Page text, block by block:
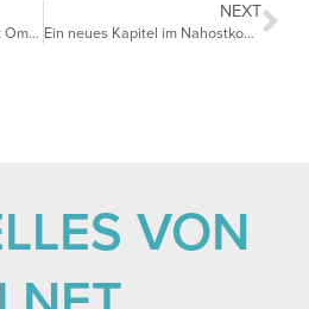
3 Fragen – 3 Antworten mit Omid Nouripour MdB
NEXT
Ein neues Kapitel im Nahostkonflikt – bleibt Europa Zaungast?
VON